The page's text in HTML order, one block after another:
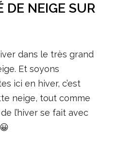
DE NEIGE SUR
dans le très grand
Et soyons
ici en hiver, c’est
neige, tout comme
l’hiver se fait avec